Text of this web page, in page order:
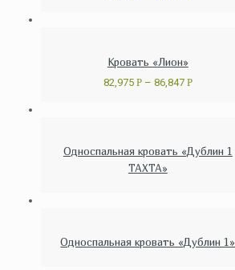
Кровать «Лион»
82,975 Р– 86,847 Р
Односпальная кровать «Дублин 1
ТАХТА»
Односпальная кровать «Дублин 1»